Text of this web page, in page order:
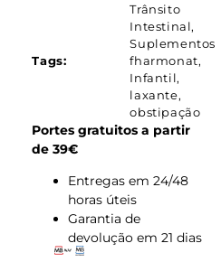
Trânsito
Intestinal,
Suplementos
Tags:
fharmonat,
Infantil,
laxante,
obstipação
Portes gratuitos a partir
de 39€
Entregas em 24/48
horas úteis
Garantia de
devolução em 21 dias